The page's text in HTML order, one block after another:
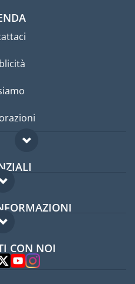
expat
expat
frequenti
CON NOI